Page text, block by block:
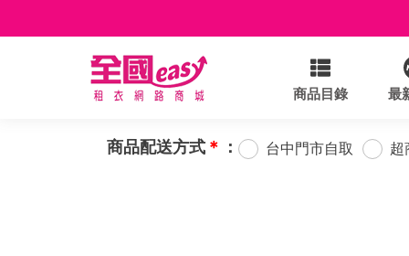
商品目錄 最
商品配送方式 ＊ ： 台中門市自取 超